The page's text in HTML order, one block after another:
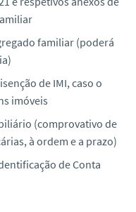
familiar (poderá
de IMI, caso o
imóveis
(comprovativo de
à ordem e a prazo)
de Conta